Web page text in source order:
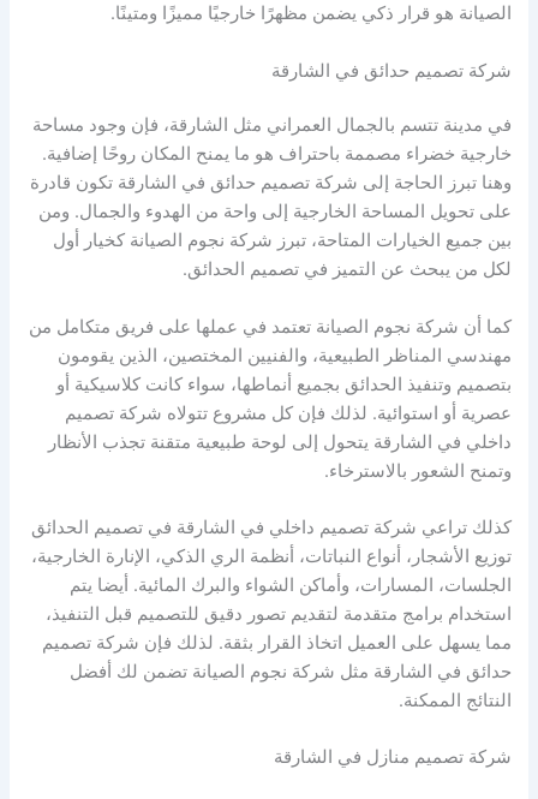
الصيانة هو قرار ذكي يضمن مظهرًا خارجيًا مميزًا ومتينًا.
شركة تصميم حدائق في الشارقة
في مدينة تتسم بالجمال العمراني مثل الشارقة، فإن وجود مساحة
خارجية خضراء مصممة باحتراف هو ما يمنح المكان روحًا إضافية.
وهنا تبرز الحاجة إلى شركة تصميم حدائق في الشارقة تكون قادرة
على تحويل المساحة الخارجية إلى واحة من الهدوء والجمال. ومن
بين جميع الخيارات المتاحة، تبرز شركة نجوم الصيانة كخيار أول
لكل من يبحث عن التميز في تصميم الحدائق.
كما أن شركة نجوم الصيانة تعتمد في عملها على فريق متكامل من
مهندسي المناظر الطبيعية، والفنيين المختصين، الذين يقومون
بتصميم وتنفيذ الحدائق بجميع أنماطها، سواء كانت كلاسيكية أو
عصرية أو استوائية. لذلك فإن كل مشروع تتولاه شركة تصميم
داخلي في الشارقة يتحول إلى لوحة طبيعية متقنة تجذب الأنظار
وتمنح الشعور بالاسترخاء.
كذلك تراعي شركة تصميم داخلي في الشارقة في تصميم الحدائق
توزيع الأشجار، أنواع النباتات، أنظمة الري الذكي، الإنارة الخارجية،
الجلسات، المسارات، وأماكن الشواء والبرك المائية. أيضا يتم
استخدام برامج متقدمة لتقديم تصور دقيق للتصميم قبل التنفيذ،
مما يسهل على العميل اتخاذ القرار بثقة. لذلك فإن شركة تصميم
حدائق في الشارقة مثل شركة نجوم الصيانة تضمن لك أفضل
النتائج الممكنة.
شركة تصميم منازل في الشارقة